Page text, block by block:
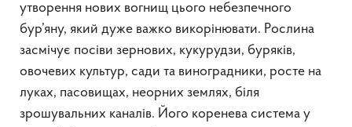
утворення нових вогнищ цього небезпечного
бур’яну, який дуже важко викорінювати. Рослина
засмічує посіви зернових, кукурудзи, буряків,
овочевих культур, сади та виноградники, росте на
луках, пасовищах, неорних землях, біля
зрошувальних каналів. Його коренева система у